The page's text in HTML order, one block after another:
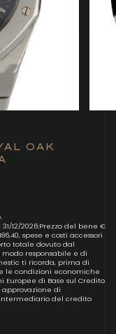
OAK
12/2026:Prezzo del bene €
spese e costi accessori
totale dovuto dal
modo responsabile e di
ti ricorda, prima di
le condizioni economiche
di Base sul Credito
approvazione di
intermediario del credito